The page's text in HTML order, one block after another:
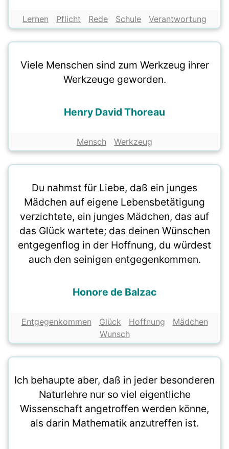
Lernen Pflicht Rede Schule Verantwortung
Viele Menschen sind zum Werkzeug ihrer
Werkzeuge geworden.
Henry David Thoreau
Mensch Werkzeug
Du nahmst für Liebe, daß ein junges
Mädchen auf eigene Lebensbetätigung
verzichtete, ein junges Mädchen, das auf
das Glück wartete; das deinen Wünschen
entgegenflog in der Hoffnung, du würdest
auch den seinigen entgegenkommen.
Honore de Balzac
Entgegenkommen Glück Hoffnung
Mädchen
Wunsch
Ich behaupte aber, daß in jeder besonderen
Naturlehre nur so viel eigentliche
Wissenschaft angetroffen werden könne,
als darin Mathematik anzutreffen ist.